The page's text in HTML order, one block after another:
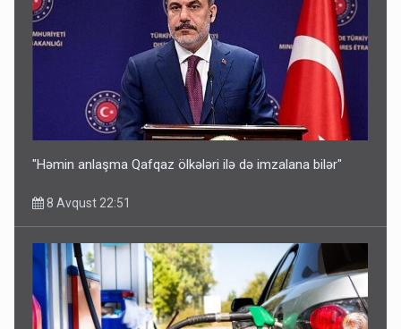
"Həmin anlaşma Qafqaz ölkələri ilə də imzalana bilər"
8 Avqust 22:51